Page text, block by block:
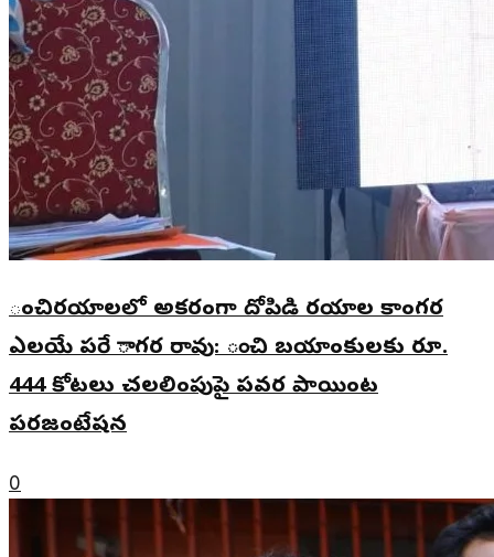
ంచిరయాలలో అకరంగా దోపిడి రయాల కాంగర
ఎలయే పరే ాగర రావు: ంచి బయాంకులకు రూ.
444 కోటలు చలలింపుపై పవర పాయింట
పరజంటేషన
0